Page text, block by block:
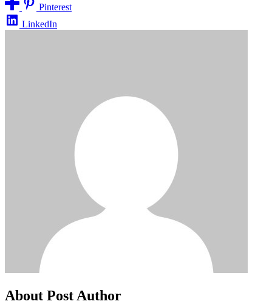
Pinterest
LinkedIn
About Post Author